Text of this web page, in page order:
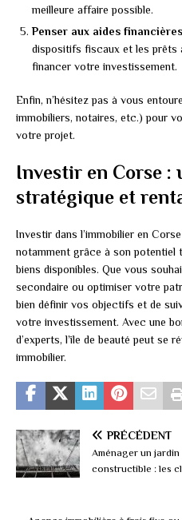
meilleure affaire possible.
Penser aux aides
dispositifs fiscaux et les prêts
financer votre investissement.
Enfin, n’hésitez pas à vous
immobiliers, notaires, etc.) pour
votre projet.
Investir en Corse :
stratégique et
Investir dans l’immobilier en
notamment grâce à son potentiel
biens disponibles. Que vous
secondaire ou optimiser votre
bien définir vos objectifs et de
votre investissement. Avec une
d’experts, l’île de beauté peut se
immobilier.
PRÉCÉDENT
Aménager un
constructible : les